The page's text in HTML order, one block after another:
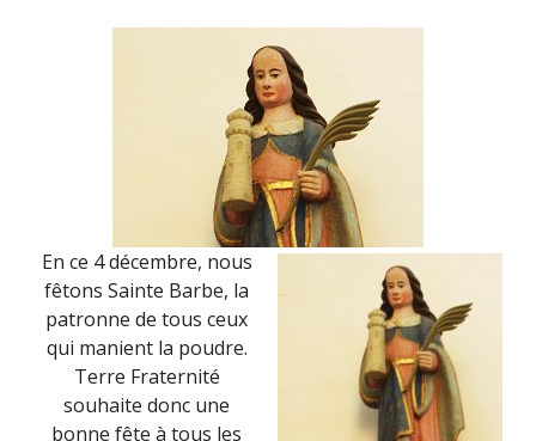
2018)
En ce 4 décembre, nous
fêtons Sainte Barbe, la
patronne de tous ceux
qui manient la poudre.
Terre Fraternité
souhaite donc une
bonne fête à tous les